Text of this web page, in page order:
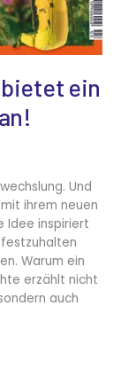
ein
Und
ihrem neuen
Idee inspiriert
Warum ein
erzählt nicht
auch